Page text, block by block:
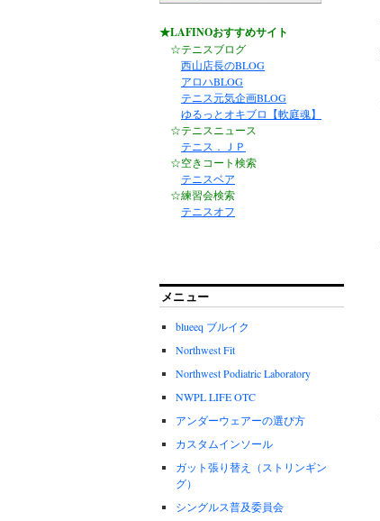
★LAFINOおすすめサイト
☆テニスブログ
西山店長のBLOG
アロハBLOG
テニス元気企画BLOG
ゆるっとオキブロ【軟庭魂】
☆テニスニュース
テニス．ＪＰ
☆空きコート検索
テニスベア
☆練習会検索
テニスオフ
メニュー
blueeq ブルイク
Northwest Fit
Northwest Podiatric Laboratory
NWPL LIFE OTC
アンダーウェアーの選び方
カスタムインソール
ガット張り替え（ストリンギン
グ）
シングルス普及委員会